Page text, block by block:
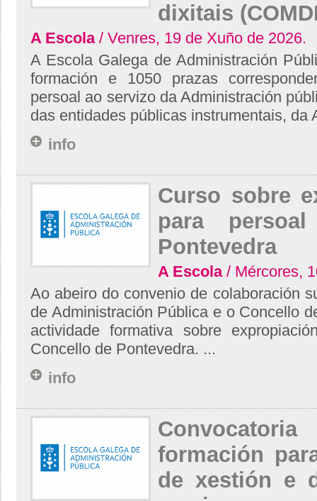
dixitais
A Escola/ Venres, 19 de Xuño de 2026.
A Escola Galega de Administración
formación e 1050 prazas
persoal ao servizo da Administración
das entidades públicas instrumentais, da
info
Curso sobre
para
Pontevedra
A Escola/ Mércores,
Ao abeiro do convenio de colaboración
de Administración Pública e o Concello
actividade formativa sobre
Concello de Pontevedra. ...
info
formación
de xestión e